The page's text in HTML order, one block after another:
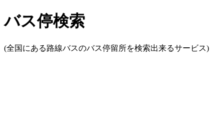
バス停検索
(全国にある路線バスのバス停留所を検索出来るサービス)